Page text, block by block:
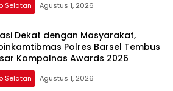
Selatan Agustus 1, 2026
Dekat dengan Masyarakat,
Polres Barsel Tembus
Kompolnas Awards 2026
Selatan Agustus 1, 2026